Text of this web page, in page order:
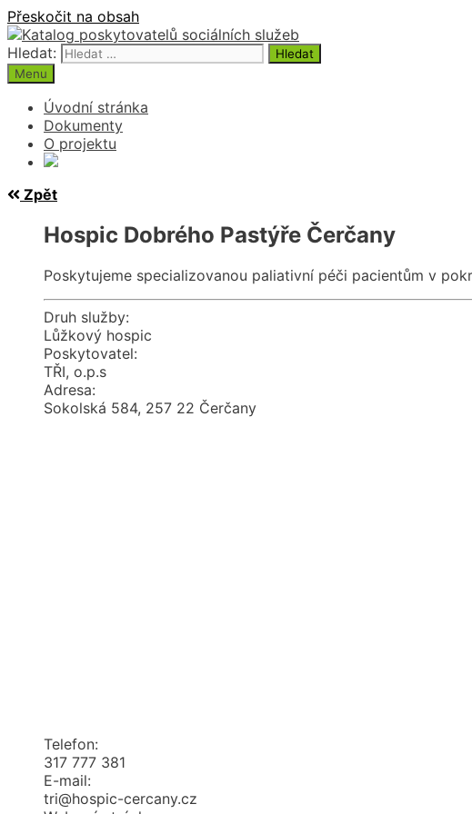
Přeskočit na obsah
Hledat:
Menu
Úvodní stránka
Dokumenty
O projektu
Zpět
Hospic Dobrého Pastýře Čerčany
Poskytujeme specializovanou paliativní péči pacientům v
Druh služby:
Lůžkový hospic
Poskytovatel:
TŘI, o.p.s
Adresa:
Sokolská 584, 257 22 Čerčany
Telefon:
317 777 381
E-mail:
tri@hospic-cercany.cz